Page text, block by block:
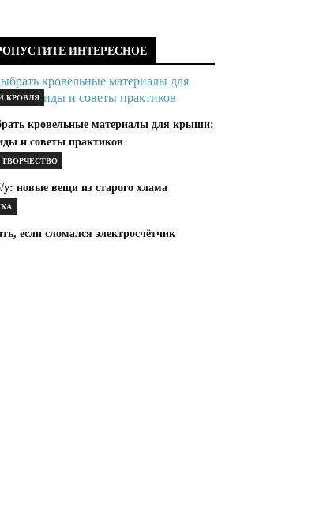
ИНТЕРЕСНОЕ
КРОВЛЯ
кровельные материалы для крыши:
и советы практиков
ТВОРЧЕСТВО
у: новые вещи из старого хлама
если сломался электросчётчик